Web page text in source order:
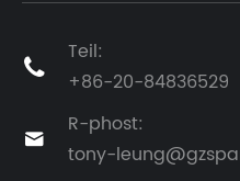

Teil:
+86-20-84836529

R-phost:
tony-